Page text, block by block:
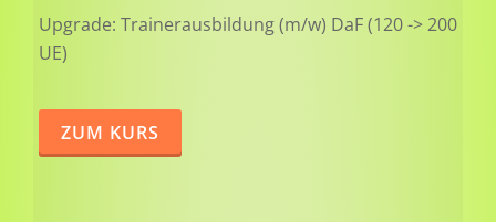
Upgrade: Trainerausbildung (m/w) DaF (120 -> 200
UE)
ZUM KURS